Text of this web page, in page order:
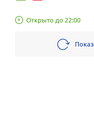
Открыто до 22:00